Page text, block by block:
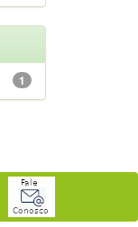
1